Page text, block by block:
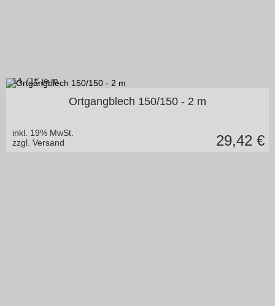
in vielen Varianten
14,71€ je m
Ortgangblech 150/150 - 2 m
inkl. 19% MwSt.
zzgl. Versand
29,42 €